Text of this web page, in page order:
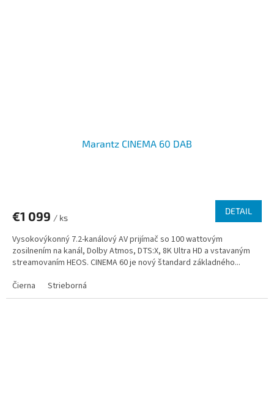
Marantz CINEMA 60 DAB
€1 099 / ks
DETAIL
Vysokovýkonný 7.2-kanálový AV prijímač so 100 wattovým
zosilnením na kanál, Dolby Atmos, DTS:X, 8K Ultra HD a vstavaným
streamovaním HEOS. CINEMA 60 je nový štandard základného...
Čierna
Strieborná